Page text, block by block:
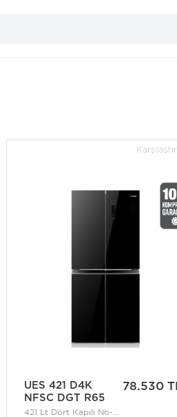
Karşılaştır
UES 421 D4K
NFSC DGT R65
421 Lt Dört Kapılı No-
78.530